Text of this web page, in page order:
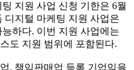
지원 사업 신청 기한은 6월
디지털 마케팅 지원 사업은
하다. 이번 지원 사업에는
도 지원 범위에 포함된다.
, 책임판매업 등록 기업임을